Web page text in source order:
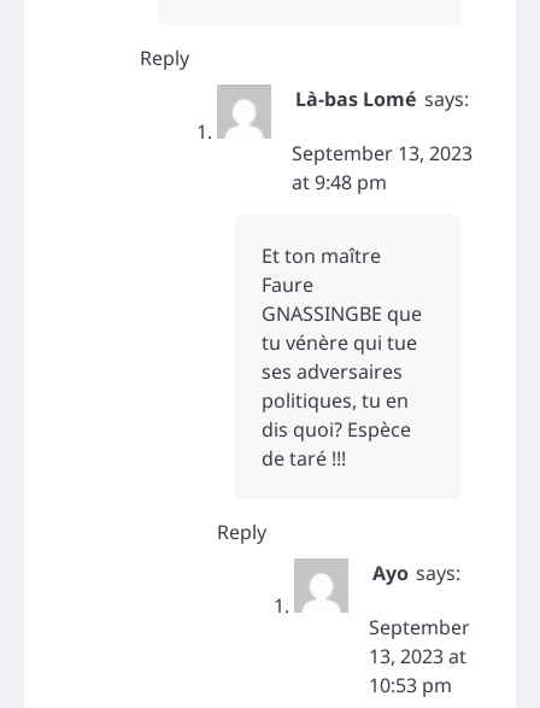
Reply
Là-bas Lomé says:
September 13, 2023
at 9:48 pm
Et ton maître
Faure
GNASSINGBE que
tu vénère qui tue
ses adversaires
politiques, tu en
dis quoi? Espèce
de taré !!!
Reply
Ayo says:
September
13, 2023 at
10:53 pm